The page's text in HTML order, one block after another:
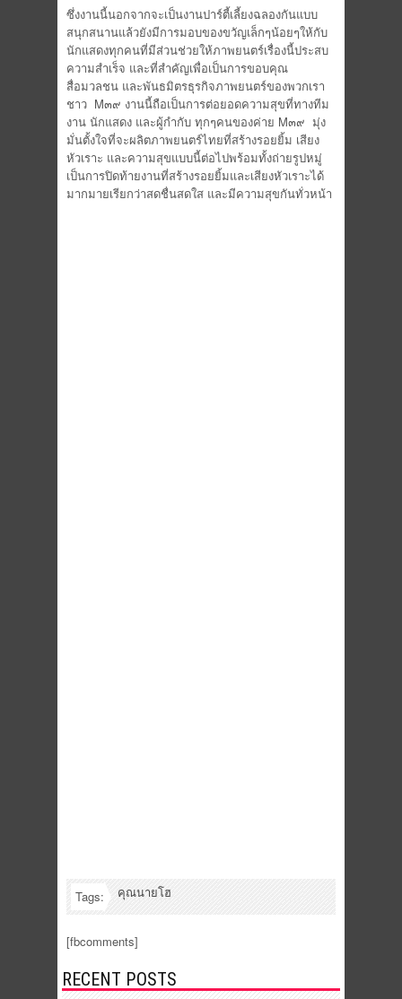
ซึ่งงานนี้นอกจากจะเป็นงานปาร์ตี้เลี้ยงฉลองกันแบบ
สนุกสนานแล้วยังมีการมอบของขวัญเล็กๆน้อยๆให้กับ
นักแสดงทุกคนที่มีส่วนช่วยให้ภาพยนตร์เรื่องนี้ประสบ
ความสำเร็จ และที่สำคัญเพื่อเป็นการขอบคุณ
สื่อมวลชน และพันธมิตรธุรกิจภาพยนตร์ของพวกเรา
ชาว M๓๙ งานนี้ถือเป็นการต่อยอดความสุขที่ทางทีม
งาน นักแสดง และผู้กำกับ ทุกๆคนของค่าย M๓๙ มุ่ง
มั่นตั้งใจที่จะผลิตภาพยนตร์ไทยที่สร้างรอยยิ้ม เสียง
หัวเราะ และความสุขแบบนี้ต่อไปพร้อมทั้งถ่ายรูปหมู่
เป็นการปิดท้ายงานที่สร้างรอยยิ้มและเสียงหัวเราะได้
มากมายเรียกว่าสดชื่นสดใส และมีความสุขกันทั่วหน้า
Tags: คุณนายโฮ
[fbcomments]
RECENT POSTS